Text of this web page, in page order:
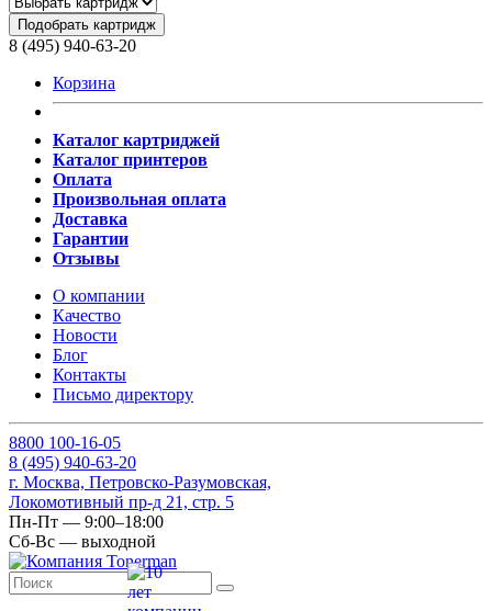
Подобрать картридж
8 (495) 940-63-20
Корзина
Каталог картриджей
Каталог принтеров
Оплата
Произвольная оплата
Доставка
Гарантии
Отзывы
О компании
Качество
Новости
Блог
Контакты
Письмо директору
8800 100-16-05
8 (495) 940-63-20
г. Москва, Петровско-Разумовская,
Локомотивный пр-д 21, стр. 5
Пн-Пт — 9:00–18:00
Сб-Вс — выходной